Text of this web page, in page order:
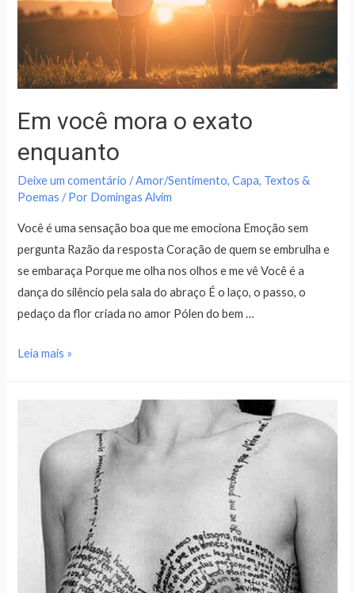
Em você mora o exato
enquanto
Deixe um comentário /Amor/Sentimento,Capa, Textos &
Poemas / Por Domingas Alvim
Você é uma sensação boa que me emociona Emoção sem
pergunta Razão da resposta Coração de quem se embrulha e
se embaraça Porque me olha nos olhos e me vê Você é a
dança do silêncio pela sala do abraço É o laço, o passo, o
pedaço da flor criada no amor Pólen do bem …
Leia mais »